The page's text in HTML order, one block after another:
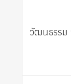
วัฒนธรร